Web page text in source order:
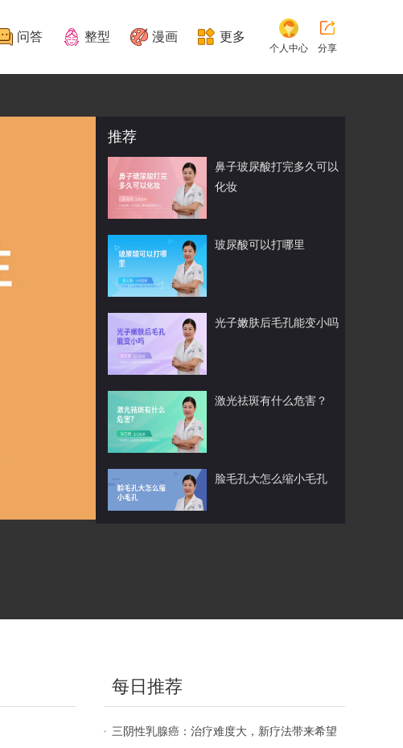
问答 整型 漫画 更多
个人中心 分享
推荐
鼻子玻尿酸打完多久可以
化妆
玻尿酸可以打哪里
光子嫩肤后毛孔能变小吗
激光祛斑有什么危害？
脸毛孔大怎么缩小毛孔
每日推荐
三阴性乳腺癌：治疗难度大，新疗法带来希望